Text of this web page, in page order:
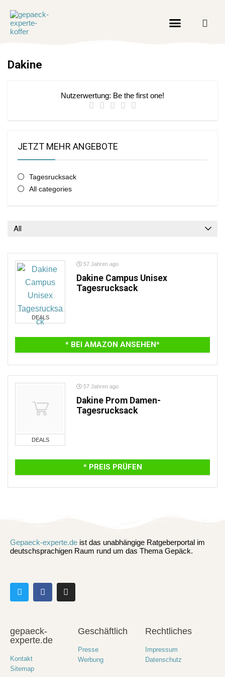
Dakine
Nutzerwertung: Be the first one!
JETZT MEHR ANGEBOTE
Tagesrucksack
All categories
All
DEALS
57 Jahren ago
Dakine Campus Unisex
Tagesrucksack
* BEI AMAZON ANSEHEN*
DEALS
57 Jahren ago
Dakine Prom Damen-
Tagesrucksack
* PREIS PRÜFEN
Gepaeck-experte.de ist das unabhängige Ratgeberportal im
deutschsprachigen Raum rund um das Thema Gepäck.
gepaeck-
experte.de
Kontakt
Sitemap
Geschäftlich
Presse
Werbung
Rechtliches
Impressum
Datenschutz